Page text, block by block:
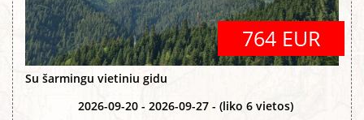
764 EUR
Su šarmingu vietiniu gidu
2026-09-20 - 2026-09-27 - (liko 6 vietos)